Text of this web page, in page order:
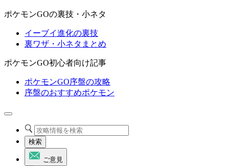
ポケモンGOの裏技・小ネタ
イーブイ進化の裏技
裏ワザ・小ネタまとめ
ポケモンGO初心者向け記事
ポケモンGO序盤の攻略
序盤のおすすめポケモン
検索
ご意見